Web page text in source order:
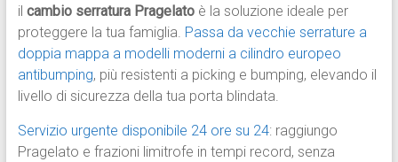
il cambio serratura Pragelatoè la soluzione ideale per
proteggere la tua famiglia. Passa da vecchie serrature a
doppia mappa a modelli moderni a cilindro europeo
antibumping, più resistenti a picking e bumping, elevando il
livello di sicurezza della tua porta blindata.​
Servizio urgente disponibile 24 ore su 24: raggiungo
Pragelato e frazioni limitrofe in tempi record, senza